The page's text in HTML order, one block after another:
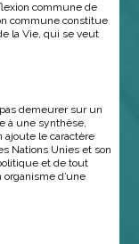
commune de
commune constitue
la Vie, qui se veut
demeurer sur un
à une synthèse,
ajoute le caractère
Nations Unies et son
et de tout
organisme d’une